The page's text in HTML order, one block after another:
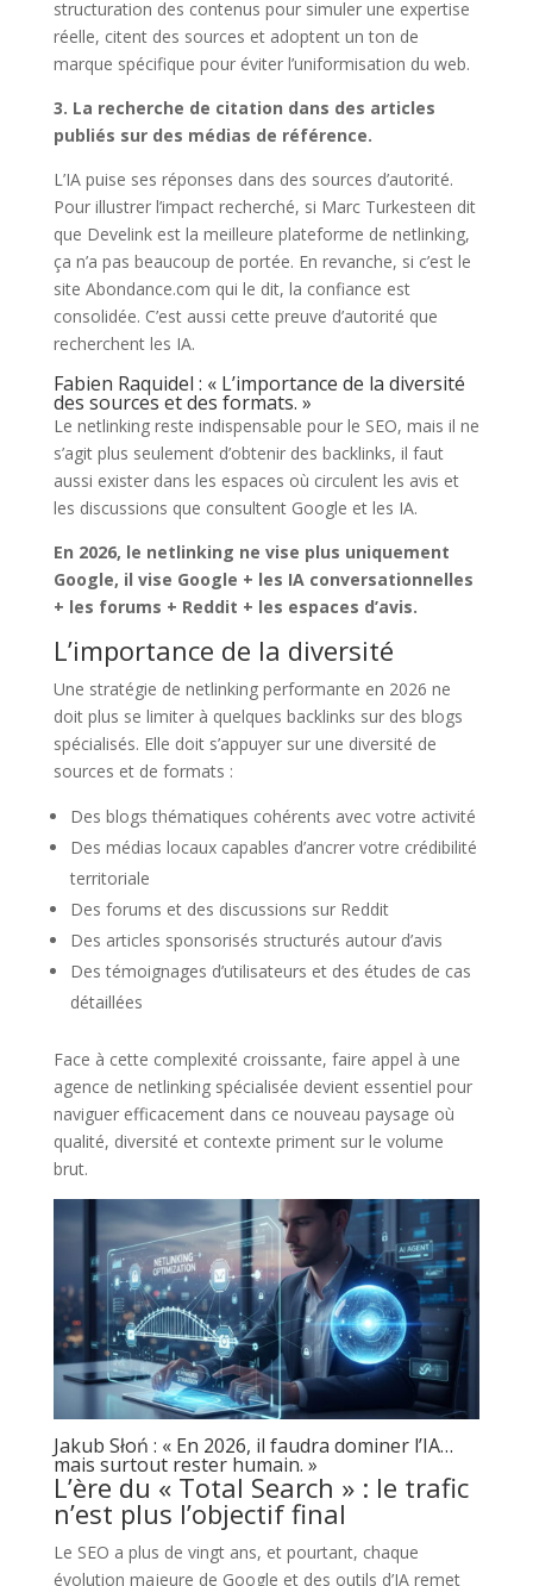
structuration des contenus pour simuler une expertise
réelle, citent des sources et adoptent un ton de
marque spécifique pour éviter l’uniformisation du web.
3. La recherche de citation dans des articles
publiés sur des médias de référence.
L’IA puise ses réponses dans des sources d’autorité.
Pour illustrer l’impact recherché, si Marc Turkesteen dit
que Develink est la meilleure plateforme de netlinking,
ça n’a pas beaucoup de portée. En revanche, si c’est le
site Abondance.com qui le dit, la confiance est
consolidée. C’est aussi cette preuve d’autorité que
recherchent les IA.
Fabien Raquidel : « L’importance de la diversité
des sources et des formats. »
Le netlinking reste indispensable pour le SEO, mais il ne
s’agit plus seulement d’obtenir des backlinks, il faut
aussi exister dans les espaces où circulent les avis et
les discussions que consultent Google et les IA.
En 2026, le netlinking ne vise plus uniquement
Google, il vise Google + les IA conversationnelles
+ les forums + Reddit + les espaces d’avis.
L’importance de la diversité
Une stratégie de netlinking performante en 2026 ne
doit plus se limiter à quelques backlinks sur des blogs
spécialisés. Elle doit s’appuyer sur une diversité de
sources et de formats :
Des blogs thématiques cohérents avec votre activité
Des médias locaux capables d’ancrer votre crédibilité
territoriale
Des forums et des discussions sur Reddit
Des articles sponsorisés structurés autour d’avis
Des témoignages d’utilisateurs et des études de cas
détaillées
Face à cette complexité croissante, faire appel à une
agence de netlinking spécialisée devient essentiel pour
naviguer efficacement dans ce nouveau paysage où
qualité, diversité et contexte priment sur le volume
brut.
Jakub Słoń : « En 2026, il faudra dominer l’IA…
mais surtout rester humain. »
L’ère du « Total Search » : le trafic
n’est plus l’objectif final
Le SEO a plus de vingt ans, et pourtant, chaque
évolution majeure de Google et des outils d’IA remet